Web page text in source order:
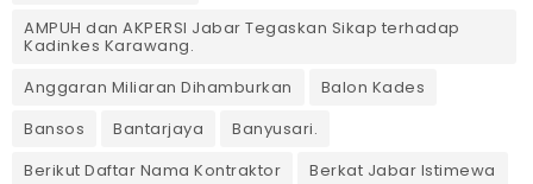
AMPUH dan AKPERSI Jabar Tegaskan Sikap terhadap
Kadinkes Karawang.
Anggaran Miliaran Dihamburkan
Balon Kades
Bansos
Bantarjaya
Banyusari.
Berikut Daftar Nama Kontraktor
Berkat Jabar Istimewa